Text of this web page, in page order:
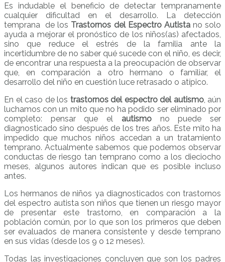
Es indudable el beneficio de detectar tempranamente
cualquier dificultad en el desarrollo. La detección
temprana de los Trastornos del Espectro Autistano solo
ayuda a mejorar el pronóstico de los niños(as) afectados,
sino que reduce el estrés de la familia ante la
incertidumbre de no saber qué sucede con el niño, es decir,
de encontrar una respuesta a la preocupación de observar
que, en comparación a otro hermano o familiar, el
desarrollo del niño en cuestión luce retrasado o atípico.
En el caso de los trastornos del espectro del autismo, aún
luchamos con un mito que no ha podido ser eliminado por
completo: pensar que el autismono puede ser
diagnosticado sino después de los tres años. Este mito ha
impedido que muchos niños accedan a un tratamiento
temprano. Actualmente sabemos que podemos observar
conductas de riesgo tan temprano como a los dieciocho
meses, algunos autores indican que es posible incluso
antes.
Los hermanos de niños ya diagnosticados con trastornos
del espectro autista son niños que tienen un riesgo mayor
de presentar este trastorno, en comparación a la
población común, por lo que son los primeros que deben
ser evaluados de manera consistente y desde temprano
en sus vidas (desde los 9 o 12 meses).
Todas las investigaciones concluyen que son los padres